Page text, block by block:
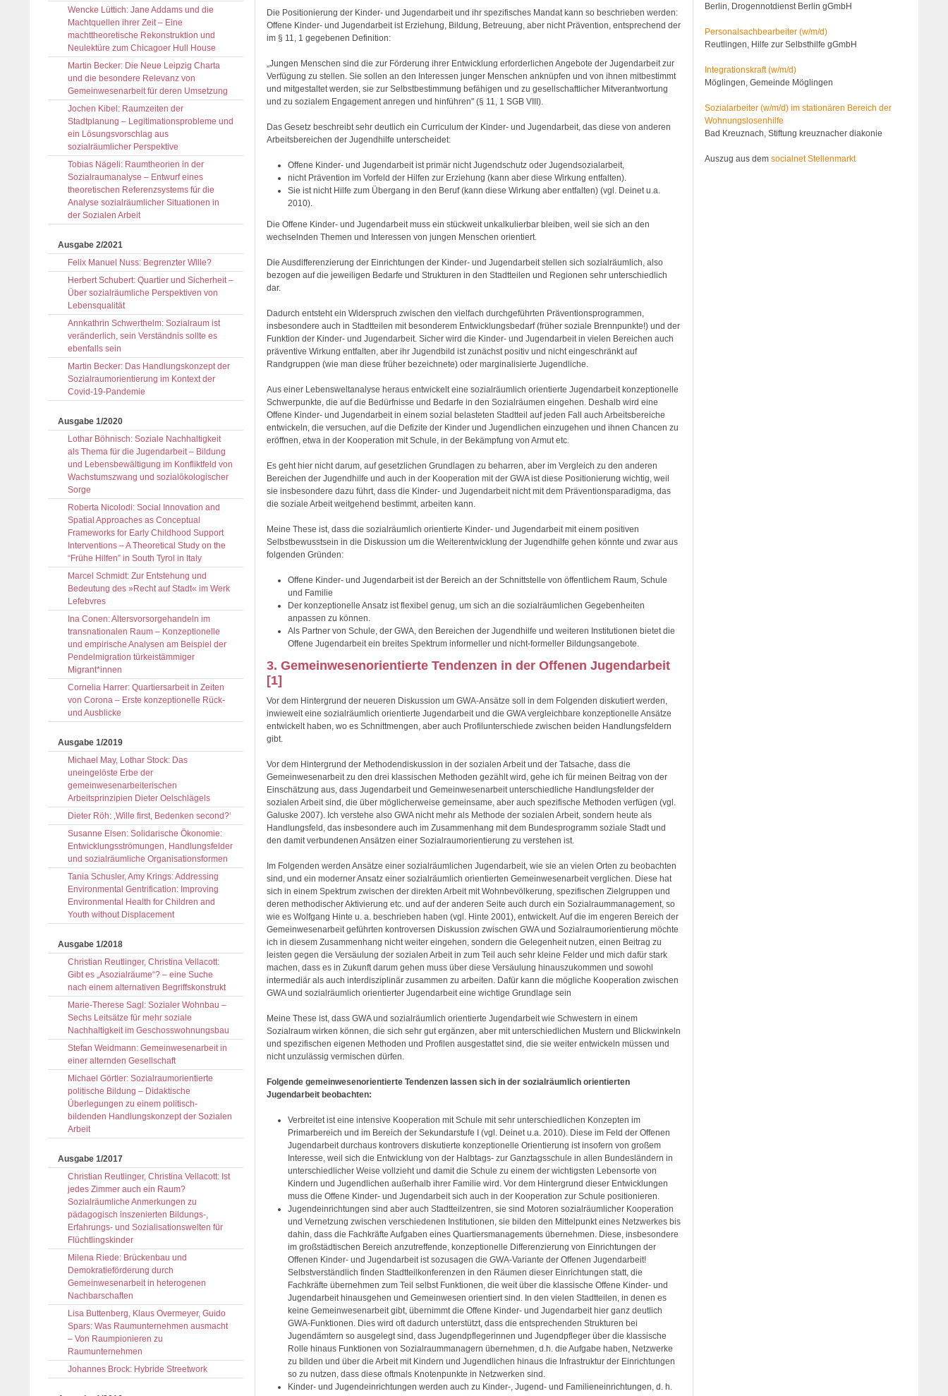
Die Positionierung der Kinder- und Jugendarbeit und ihr spezifisches Mandat kann so beschrieben werden:
Offene Kinder- und Jugendarbeit ist Erziehung, Bildung, Betreuung, aber nicht Prävention, entsprechend der
im § 11, 1 gegebenen Definition:
„Jungen Menschen sind die zur Förderung ihrer Entwicklung erforderlichen Angebote der Jugendarbeit zur
Verfügung zu stellen. Sie sollen an den Interessen junger Menschen anknüpfen und von ihnen mitbestimmt
und mitgestaltet werden, sie zur Selbstbestimmung befähigen und zu gesellschaftlicher Mitverantwortung
und zu sozialem Engagement anregen und hinführen" (§ 11, 1 SGB VIII).
Das Gesetz beschreibt sehr deutlich ein Curriculum der Kinder- und Jugendarbeit, das diese von anderen
Arbeitsbereichen der Jugendhilfe unterscheidet:
Offene Kinder- und Jugendarbeit ist primär nicht Jugendschutz oder Jugendsozialarbeit,
nicht Prävention im Vorfeld der Hilfen zur Erziehung (kann aber diese Wirkung entfalten).
Sie ist nicht Hilfe zum Übergang in den Beruf (kann diese Wirkung aber entfalten) (vgl. Deinet u.a.
2010).
Die Offene Kinder- und Jugendarbeit muss ein stückweit unkalkulierbar bleiben, weil sie sich an den
wechselnden Themen und Interessen von jungen Menschen orientiert.
Die Ausdifferenzierung der Einrichtungen der Kinder- und Jugendarbeit stellen sich sozialräumlich, also
bezogen auf die jeweiligen Bedarfe und Strukturen in den Stadtteilen und Regionen sehr unterschiedlich
dar.
Dadurch entsteht ein Widerspruch zwischen den vielfach durchgeführten Präventionsprogrammen,
insbesondere auch in Stadtteilen mit besonderem Entwicklungsbedarf (früher soziale Brennpunkte!) und der
Funktion der Kinder- und Jugendarbeit. Sicher wird die Kinder- und Jugendarbeit in vielen Bereichen auch
präventive Wirkung entfalten, aber ihr Jugendbild ist zunächst positiv und nicht eingeschränkt auf
Randgruppen (wie man diese früher bezeichnete) oder marginalisierte Jugendliche.
Aus einer Lebensweltanalyse heraus entwickelt eine sozialräumlich orientierte Jugendarbeit konzeptionelle
Schwerpunkte, die auf die Bedürfnisse und Bedarfe in den Sozialräumen eingehen. Deshalb wird eine
Offene Kinder- und Jugendarbeit in einem sozial belasteten Stadtteil auf jeden Fall auch Arbeitsbereiche
entwickeln, die versuchen, auf die Defizite der Kinder und Jugendlichen einzugehen und ihnen Chancen zu
eröffnen, etwa in der Kooperation mit Schule, in der Bekämpfung von Armut etc.
Es geht hier nicht darum, auf gesetzlichen Grundlagen zu beharren, aber im Vergleich zu den anderen
Bereichen der Jugendhilfe und auch in der Kooperation mit der GWA ist diese Positionierung wichtig, weil
sie insbesondere dazu führt, dass die Kinder- und Jugendarbeit nicht mit dem Präventionsparadigma, das
die soziale Arbeit weitgehend bestimmt, arbeiten kann.
Meine These ist, dass die sozialräumlich orientierte Kinder- und Jugendarbeit mit einem positiven
Selbstbewusstsein in die Diskussion um die Weiterentwicklung der Jugendhilfe gehen könnte und zwar aus
folgenden Gründen:
Offene Kinder- und Jugendarbeit ist der Bereich an der Schnittstelle von öffentlichem Raum, Schule
und Familie
Der konzeptionelle Ansatz ist flexibel genug, um sich an die sozialräumlichen Gegebenheiten
anpassen zu können.
Als Partner von Schule, der GWA, den Bereichen der Jugendhilfe und weiteren Institutionen bietet die
Offene Jugendarbeit ein breites Spektrum informeller und nicht-formeller Bildungsangebote.
3. Gemeinwesenorientierte Tendenzen in der Offenen Jugendarbeit
[1]
Vor dem Hintergrund der neueren Diskussion um GWA-Ansätze soll in dem Folgenden diskutiert werden,
inwieweit eine sozialräumlich orientierte Jugendarbeit und die GWA vergleichbare konzeptionelle Ansätze
entwickelt haben, wo es Schnittmengen, aber auch Profilunterschiede zwischen beiden Handlungsfeldern
gibt.
Vor dem Hintergrund der Methodendiskussion in der sozialen Arbeit und der Tatsache, dass die
Gemeinwesenarbeit zu den drei klassischen Methoden gezählt wird, gehe ich für meinen Beitrag von der
Einschätzung aus, dass Jugendarbeit und Gemeinwesenarbeit unterschiedliche Handlungsfelder der
sozialen Arbeit sind, die über möglicherweise gemeinsame, aber auch spezifische Methoden verfügen (vgl.
Galuske 2007). Ich verstehe also GWA nicht mehr als Methode der sozialen Arbeit, sondern heute als
Handlungsfeld, das insbesondere auch im Zusammenhang mit dem Bundesprogramm soziale Stadt und
den damit verbundenen Ansätzen einer Sozialraumorientierung zu verstehen ist.
Im Folgenden werden Ansätze einer sozialräumlichen Jugendarbeit, wie sie an vielen Orten zu beobachten
sind, und ein moderner Ansatz einer sozialräumlich orientierten Gemeinwesenarbeit verglichen. Diese hat
sich in einem Spektrum zwischen der direkten Arbeit mit Wohnbevölkerung, spezifischen Zielgruppen und
deren methodischer Aktivierung etc. und auf der anderen Seite auch durch ein Sozialraummanagement, so
wie es Wolfgang Hinte u. a. beschrieben haben (vgl. Hinte 2001), entwickelt. Auf die im engeren Bereich der
Gemeinwesenarbeit geführten kontroversen Diskussion zwischen GWA und Sozialraumorientierung möchte
ich in diesem Zusammenhang nicht weiter eingehen, sondern die Gelegenheit nutzen, einen Beitrag zu
leisten gegen die Versäulung der sozialen Arbeit in zum Teil auch sehr kleine Felder und mich dafür stark
machen, dass es in Zukunft darum gehen muss über diese Versäulung hinauszukommen und sowohl
intermediär als auch interdisziplinär zusammen zu arbeiten. Dafür kann die mögliche Kooperation zwischen
GWA und sozialräumlich orientierter Jugendarbeit eine wichtige Grundlage sein
Meine These ist, dass GWA und sozialräumlich orientierte Jugendarbeit wie Schwestern in einem
Sozialraum wirken können, die sich sehr gut ergänzen, aber mit unterschiedlichen Mustern und Blickwinkeln
und spezifischen eigenen Methoden und Profilen ausgestattet sind, die sie weiter entwickeln müssen und
nicht unzulässig vermischen dürfen.
Folgende gemeinwesenorientierte Tendenzen lassen sich in der sozialräumlich orientierten
Jugendarbeit beobachten:
Verbreitet ist eine intensive Kooperation mit Schule mit sehr unterschiedlichen Konzepten im
Primarbereich und im Bereich der Sekundarstufe I (vgl. Deinet u.a. 2010). Diese im Feld der Offenen
Jugendarbeit durchaus kontrovers diskutierte konzeptionelle Orientierung ist insofern von großem
Interesse, weil sich die Entwicklung von der Halbtags- zur Ganztagsschule in allen Bundesländern in
unterschiedlicher Weise vollzieht und damit die Schule zu einem der wichtigsten Lebensorte von
Kindern und Jugendlichen außerhalb ihrer Familie wird. Vor dem Hintergrund dieser Entwicklungen
muss die Offene Kinder- und Jugendarbeit sich auch in der Kooperation zur Schule positionieren.
Jugendeinrichtungen sind aber auch Stadtteilzentren, sie sind Motoren sozialräumlicher Kooperation
und Vernetzung zwischen verschiedenen Institutionen, sie bilden den Mittelpunkt eines Netzwerkes bis
dahin, dass die Fachkräfte Aufgaben eines Quartiersmanagements übernehmen. Diese, insbesondere
im großstädtischen Bereich anzutreffende, konzeptionelle Differenzierung von Einrichtungen der
Offenen Kinder- und Jugendarbeit ist sozusagen die GWA-Variante der Offenen Jugendarbeit!
Selbstverständlich finden Stadtteilkonferenzen in den Räumen dieser Einrichtungen statt, die
Fachkräfte übernehmen zum Teil selbst Funktionen, die weit über die klassische Offene Kinder- und
Jugendarbeit hinausgehen und Gemeinwesen orientiert sind. In den vielen Stadtteilen, in denen es
keine Gemeinwesenarbeit gibt, übernimmt die Offene Kinder- und Jugendarbeit hier ganz deutlich
GWA-Funktionen. Dies wird oft dadurch unterstützt, dass die entsprechenden Strukturen bei
Jugendämtern so ausgelegt sind, dass Jugendpflegerinnen und Jugendpfleger über die klassische
Rolle hinaus Funktionen von Sozialraummanagern übernehmen, d.h. die Aufgabe haben, Netzwerke
zu bilden und über die Arbeit mit Kindern und Jugendlichen hinaus die Infrastruktur der Einrichtungen
so zu nutzen, dass diese oftmals Knotenpunkte in Netzwerken sind.
Kinder- und Jugendeinrichtungen werden auch zu Kinder-, Jugend- und Familieneinrichtungen, d. h.
Wencke Lüttich: Jane Addams und die
Machtquellen ihrer Zeit – Eine
machttheoretische Rekonstruktion und
Neulektüre zum Chicagoer Hull House
Martin Becker: Die Neue Leipzig Charta
und die besondere Relevanz von
Gemeinwesenarbeit für deren Umsetzung
Jochen Kibel: Raumzeiten der
Stadtplanung – Legitimationsprobleme und
ein Lösungsvorschlag aus
sozialräumlicher Perspektive
Tobias Nägeli: Raumtheorien in der
Sozialraumanalyse – Entwurf eines
theoretischen Referenzsystems für die
Analyse sozialräumlicher Situationen in
der Sozialen Arbeit
Ausgabe 2/2021
Felix Manuel Nuss: Begrenzter Wille?
Herbert Schubert: Quartier und Sicherheit –
Über sozialräumliche Perspektiven von
Lebensqualität
Annkathrin Schwerthelm: Sozialraum ist
veränderlich, sein Verständnis sollte es
ebenfalls sein
Martin Becker: Das Handlungskonzept der
Sozialraumorientierung im Kontext der
Covid-19-Pandemie
Ausgabe 1/2020
Lothar Böhnisch: Soziale Nachhaltigkeit
als Thema für die Jugendarbeit – Bildung
und Lebensbewältigung im Konfliktfeld von
Wachstumszwang und sozialökologischer
Sorge
Roberta Nicolodi: Social Innovation and
Spatial Approaches as Conceptual
Frameworks for Early Childhood Support
Interventions – A Theoretical Study on the
“Frühe Hilfen” in South Tyrol in Italy
Marcel Schmidt: Zur Entstehung und
Bedeutung des »Recht auf Stadt« im Werk
Lefebvres
Ina Conen: Altersvorsorgehandeln im
transnationalen Raum – Konzeptionelle
und empirische Analysen am Beispiel der
Pendelmigration türkeistämmiger
Migrant*innen
Cornelia Harrer: Quartiersarbeit in Zeiten
von Corona – Erste konzeptionelle Rück-
und Ausblicke
Ausgabe 1/2019
Michael May, Lothar Stock: Das
uneingelöste Erbe der
gemeinwesenarbeiterischen
Arbeitsprinzipien Dieter Oelschlägels
Dieter Röh: ‚Wille first, Bedenken second?‘
Susanne Elsen: Solidarische Ökonomie:
Entwicklungsströmungen, Handlungsfelder
und sozialräumliche Organisationsformen
Tania Schusler, Amy Krings: Addressing
Environmental Gentrification: Improving
Environmental Health for Children and
Youth without Displacement
Ausgabe 1/2018
Christian Reutlinger, Christina Vellacott:
Gibt es „Asozialräume“? – eine Suche
nach einem alternativen Begriffskonstrukt
Marie-Therese Sagl: Sozialer Wohnbau –
Sechs Leitsätze für mehr soziale
Nachhaltigkeit im Geschosswohnungsbau
Stefan Weidmann: Gemeinwesenarbeit in
einer alternden Gesellschaft
Michael Görtler: Sozialraumorientierte
politische Bildung – Didaktische
Überlegungen zu einem politisch-
bildenden Handlungskonzept der Sozialen
Arbeit
Ausgabe 1/2017
Christian Reutlinger, Christina Vellacott: Ist
jedes Zimmer auch ein Raum?
Sozialräumliche Anmerkungen zu
pädagogisch inszenierten Bildungs-,
Erfahrungs- und Sozialisationswelten für
Flüchtlingskinder
Milena Riede: Brückenbau und
Demokratieförderung durch
Gemeinwesenarbeit in heterogenen
Nachbarschaften
Lisa Buttenberg, Klaus Overmeyer, Guido
Spars: Was Raumunternehmen ausmacht
– Von Raumpionieren zu
Raumunternehmen
Johannes Brock: Hybride Streetwork
Berlin, Drogennotdienst Berlin gGmbH
Personalsach­bearbeiter (w/m/d)
Reutlingen, Hilfe zur Selbsthilfe gGmbH
Integrationskraft (w/m/d)
Möglingen, Gemeinde Möglingen
Sozialarbeiter (w/m/d) im stationären Bereich der
Wohnungslosenhilfe
Bad Kreuznach, Stiftung kreuznacher diakonie
Auszug aus dem socialnet Stellenmarkt